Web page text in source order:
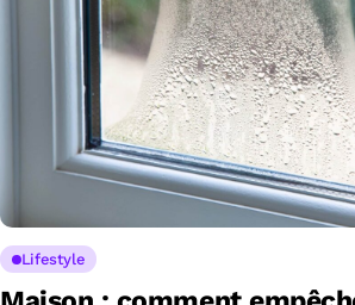
Lifestyle